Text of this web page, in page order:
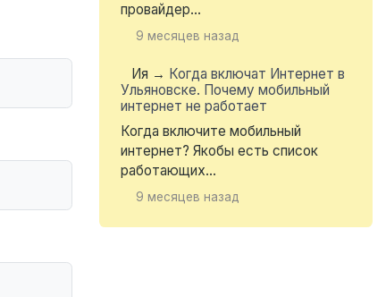
провайдер...
9 месяцев назад
Ия → Когда включат Интернет в
Ульяновске. Почему мобильный
интернет не работает
Когда включите мобильный
интернет? Якобы есть список
работающих...
9 месяцев назад